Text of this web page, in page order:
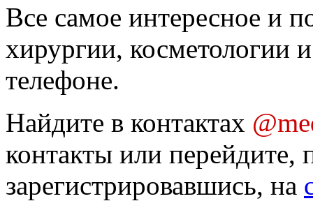
Все самое интересное и
хирургии, косметологии
телефоне.
Найдите в контактах
контакты или перейдите,
зарегистрировавшись, на